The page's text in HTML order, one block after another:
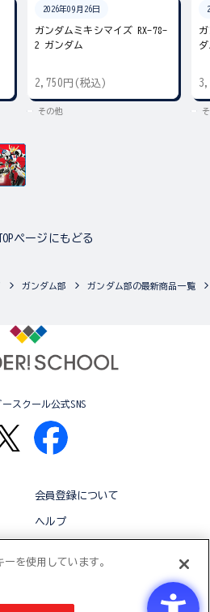
2026年09月26日
ガンダムミキシマイズ RX-78-
2 ガンダム
2,750円(税込)
その他
TOPページにもどる
ガンダム部 ガンダム部の最新商品一覧
ースクール公式SNS
会員登録について
ヘルプ
を使用しています。